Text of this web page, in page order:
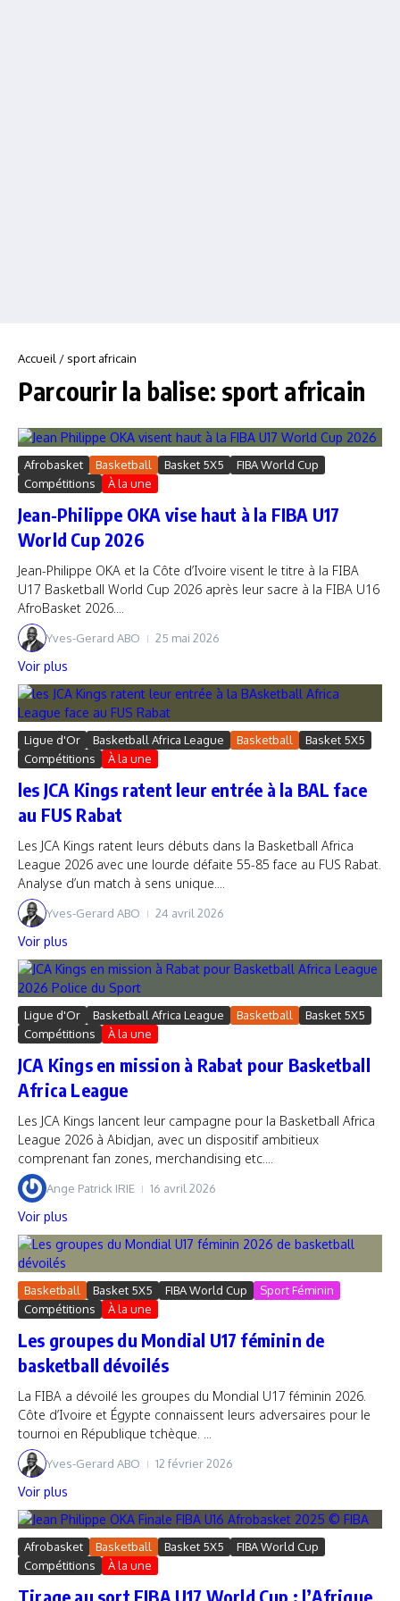
Accueil / sport africain
Parcourir la balise: sport africain
Afrobasket Basketball Basket 5X5
FIBA World Cup
Compétitions
À la une
Jean-Philippe OKA vise haut à la FIBA U17
World Cup 2026
Jean-Philippe OKA et la Côte d’Ivoire visent le titre à la FIBA
U17 Basketball World Cup 2026 après leur sacre à la FIBA U16
AfroBasket 2026....
Yves-Gerard ABO 25 mai 2026
Voir plus
Ligue d'Or Basketball Africa League Basketball
Basket 5X5
Compétitions
À la une
les JCA Kings ratent leur entrée à la BAL face
au FUS Rabat
Les JCA Kings ratent leurs débuts dans la Basketball Africa
League 2026 avec une lourde défaite 55-85 face au FUS Rabat.
Analyse d’un match à sens unique....
Yves-Gerard ABO 24 avril 2026
Voir plus
Ligue d'Or Basketball Africa League Basketball
Basket 5X5
Compétitions
À la une
JCA Kings en mission à Rabat pour Basketball
Africa League
Les JCA Kings lancent leur campagne pour la Basketball Africa
League 2026 à Abidjan, avec un dispositif ambitieux
comprenant fan zones, merchandising etc....
Ange Patrick IRIE 16 avril 2026
Voir plus
Basketball Basket 5X5 FIBA World Cup
Sport Féminin
Compétitions
À la une
Les groupes du Mondial U17 féminin de
basketball dévoilés
La FIBA a dévoilé les groupes du Mondial U17 féminin 2026.
Côte d’Ivoire et Égypte connaissent leurs adversaires pour le
tournoi en République tchèque. ...
Yves-Gerard ABO 12 février 2026
Voir plus
Afrobasket Basketball Basket 5X5
FIBA World Cup
Compétitions
À la une
Tirage au sort FIBA U17 World Cup : l’Afrique